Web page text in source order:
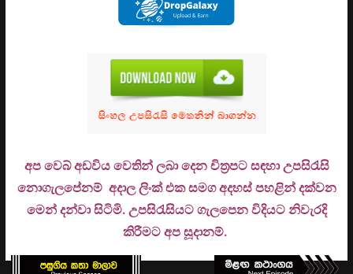
අප වෙබ් අඩවිය වෙතින් ලබා දෙන චිත්‍රපට සඳහා උපසිරැසි
නොගැලපේනම් අදාල ලිංක් එක සමග අදහස් පහළින් දක්වන
මෙන් දන්වා සිටිමි. උපසිරැසියට ගැලපෙන විදියට නිවැරදි
කිරීමට අප සූදානම්.